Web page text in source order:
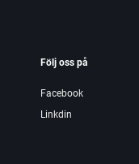
Följ oss på
Facebook
Linkdin